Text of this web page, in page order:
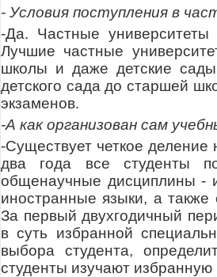
- Условия поступления в
-Да. Частные университеты
Лучшие частные
школы и даже детские
детского сада до старшей
экзаменов.
-А как организован сам
-Существует четкое
два года все студенты
общенаучные дисциплины -
иностранные языки, а
За первый двухгодичный
в суть избранной
выбора студента,
студенты изучают